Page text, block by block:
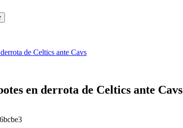
de Celtics ante Cavs
en derrota de Celtics ante Cavs